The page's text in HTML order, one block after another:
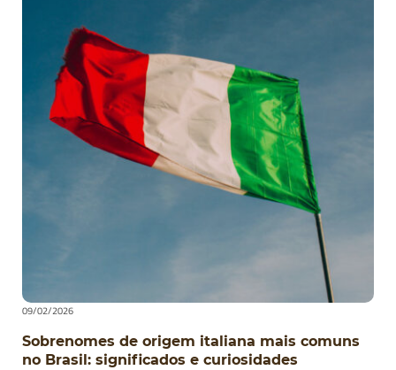
09/02/2026
Sobrenomes de origem italiana mais comuns
no Brasil: significados e curiosidades